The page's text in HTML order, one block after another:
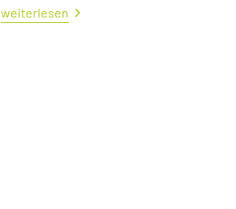
weiterlesen